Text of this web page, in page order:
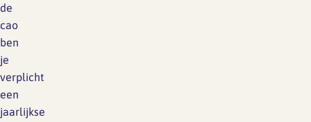
de
cao
ben
je
verplicht
een
jaarlijkse